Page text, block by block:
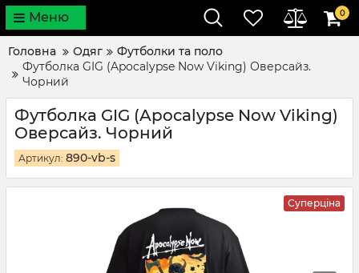
Меню 0
Головна Одяг
Футболки та поло
Футболка GIG (Apocalypse Now Viking) Оверсайз.
Чорний
Футболка GIG (Apocalypse Now Viking)
Оверсайз. Чорний
Артикул: 890-vb-s
Суперціна